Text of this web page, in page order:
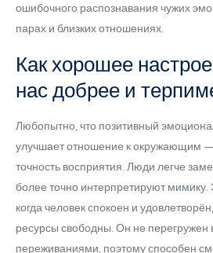
ошибочного распознавания чужих
парах и близких отношениях.
Как хорошее
нас добрее и
Любопытно, что позитивный
улучшает отношение к окружающим
точность восприятия. Люди легче
более точно интерпретируют мимику.
когда человек спокоен и
ресурсы свободны. Он не перегружен
переживаниями, поэтому способен